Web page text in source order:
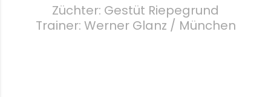
Züchter: Gestüt Riepegrund
Trainer: Werner Glanz / München